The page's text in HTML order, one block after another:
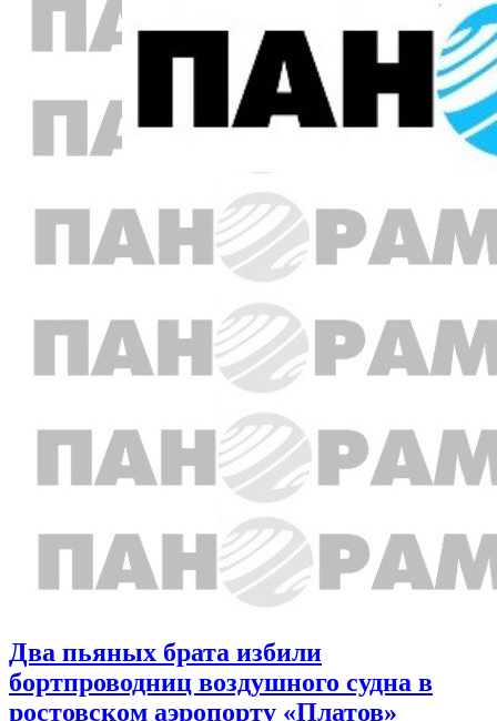
Два пьяных брата избили
бортпроводниц воздушного судна в
ростовском аэропорту «Платов»